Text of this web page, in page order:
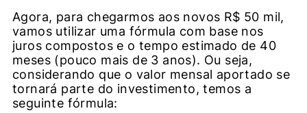
Agora, para chegarmos aos novos R$ 50 mil,
vamos utilizar uma fórmula com base nos
juros compostos e o tempo estimado de 40
meses (pouco mais de 3 anos). Ou seja,
considerando que o valor mensal aportado se
tornará parte do investimento, temos a
seguinte fórmula: